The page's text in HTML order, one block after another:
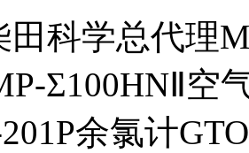
田科学总代理
Σ100HNⅡ空
余氯计